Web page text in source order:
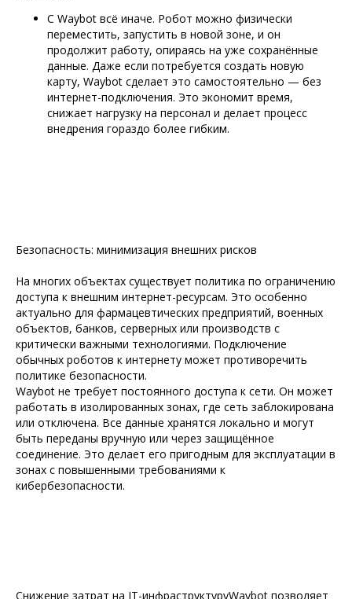
С Waybot всё иначе. Робот можно физически
переместить, запустить в новой зоне, и он
продолжит работу, опираясь на уже сохранённые
данные. Даже если потребуется создать новую
карту, Waybot сделает это самостоятельно — без
интернет-подключения. Это экономит время,
снижает нагрузку на персонал и делает процесс
внедрения гораздо более гибким.
Безопасность: минимизация внешних рисков
На многих объектах существует политика по ограничению
доступа к внешним интернет-ресурсам. Это особенно
актуально для фармацевтических предприятий, военных
объектов, банков, серверных или производств с
критически важными технологиями. Подключение
обычных роботов к интернету может противоречить
политике безопасности.
Waybot не требует постоянного доступа к сети. Он может
работать в изолированных зонах, где сеть заблокирована
или отключена. Все данные хранятся локально и могут
быть переданы вручную или через защищённое
соединение. Это делает его пригодным для эксплуатации в
зонах с повышенными требованиями к
кибербезопасности.
Снижение затрат на IT-инфраструктуруWaybot позволяет